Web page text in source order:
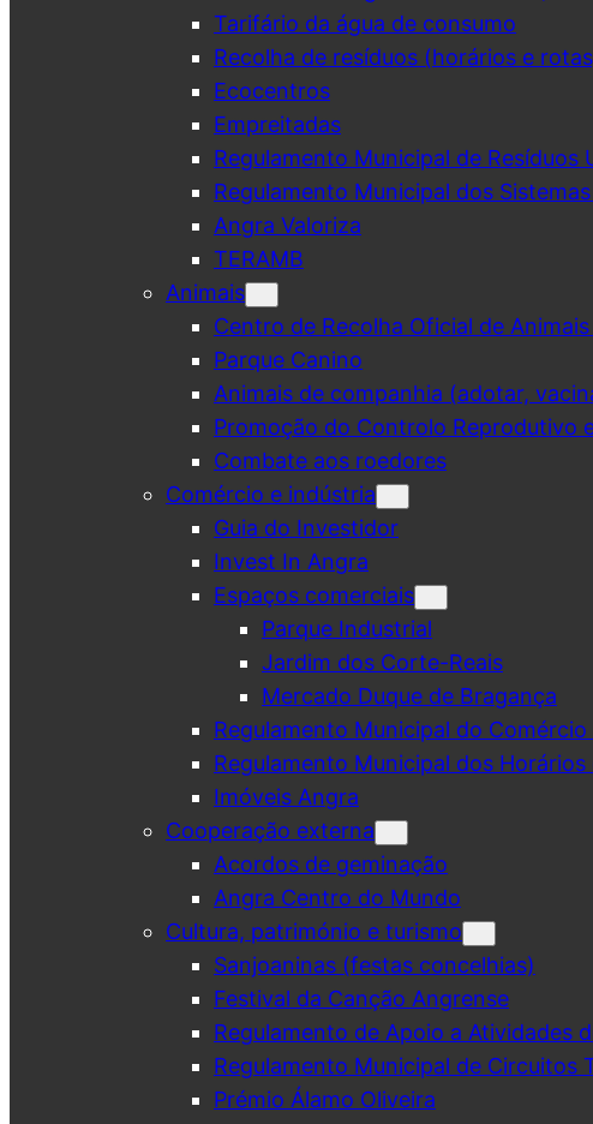
Tarifário da água de consumo
Recolha de resíduos (horários e
Ecocentros
Empreitadas
Regulamento Municipal de Resíduos
Regulamento Municipal dos
Angra Valoriza
TERAMB
Animais
Centro de Recolha Oficial de
Parque Canino
Animais de companhia (adotar,
Promoção do Controlo Reprodutivo
Combate aos roedores
Comércio e indústria
Guia do Investidor
Invest In Angra
Espaços comerciais
Parque Industrial
Jardim dos Corte-Reais
Mercado Duque de Bragança
Regulamento Municipal do
Regulamento Municipal dos
Imóveis Angra
Cooperação externa
Acordos de geminação
Angra Centro do Mundo
Cultura, património e turismo
Sanjoaninas (festas concelhias)
Festival da Canção Angrense
Regulamento de Apoio a Atividades
Regulamento Municipal de Circuitos
Prémio Álamo Oliveira